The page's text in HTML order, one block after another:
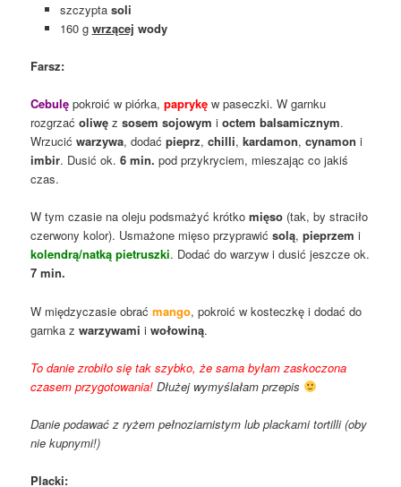
szczypta soli
160 g wrzącej wody
Farsz:
Cebulę pokroić w piórka,paprykę w paseczki. W garnku
rozgrzaćoliwę zsosem sojowym ioctem balsamicznym.
Wrzucićwarzywa, dodaćpieprz,chilli,kardamon,cynamon i
imbir. Dusić ok.6 min. pod przykryciem, mieszając co jakiś
czas.
W tym czasie na oleju podsmażyć krótkomięso (tak, by straciło
czerwony kolor). Usmażone mięso przyprawićsolą,pieprzem i
kolendrą/natką pietruszki. Dodać do warzyw i dusić jeszcze ok.
7 min.
W międzyczasie obraćmango, pokroić w kosteczkę i dodać do
garnka zwarzywami iwołowiną.
To danie zrobiło się tak szybko, że sama byłam zaskoczona
czasem przygotowania! Dłużej wymyślałam przepis
Danie podawać z ryżem pełnoziarnistym lub plackami tortilli (oby
nie kupnymi!)
Placki: